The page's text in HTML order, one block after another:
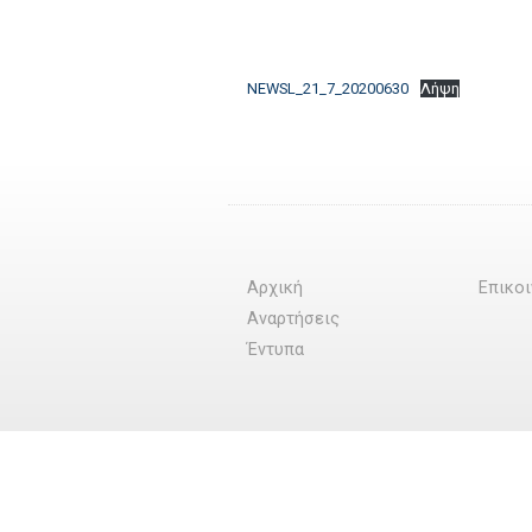
NEWSL_21_7_20200630 Λήψη
Αρχική
Αναρτήσεις
Έντυπα